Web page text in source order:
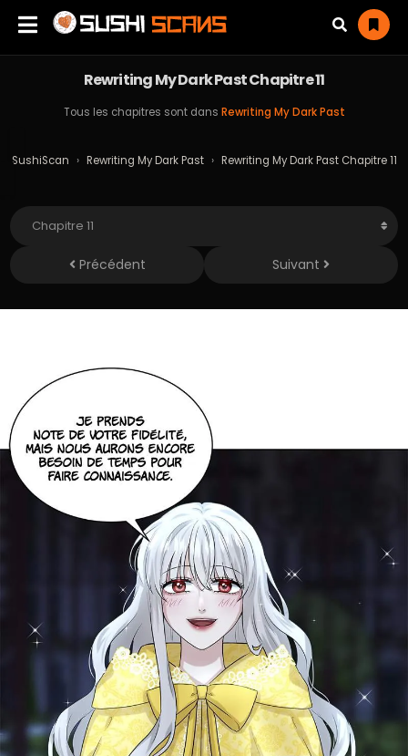
Rewriting My Dark Past Chapitre 11
Tous les chapitres sont dans Rewriting My Dark Past
SushiScan › Rewriting My Dark Past › Rewriting My Dark Past Chapitre 11
Précédent Suivant